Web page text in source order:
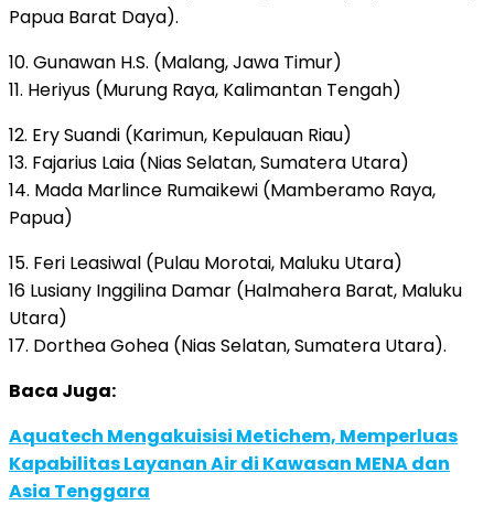
Papua Barat Daya).
10. Gunawan H.S. (Malang, Jawa Timur)
11. Heriyus (Murung Raya, Kalimantan Tengah)
12. Ery Suandi (Karimun, Kepulauan Riau)
13. Fajarius Laia (Nias Selatan, Sumatera Utara)
14. Mada Marlince Rumaikewi (Mamberamo Raya,
Papua)
15. Feri Leasiwal (Pulau Morotai, Maluku Utara)
16 Lusiany Inggilina Damar (Halmahera Barat, Maluku
Utara)
17. Dorthea Gohea (Nias Selatan, Sumatera Utara).
Baca Juga:
Aquatech Mengakuisisi Metichem, Memperluas
Kapabilitas Layanan Air di Kawasan MENA dan
Asia Tenggara